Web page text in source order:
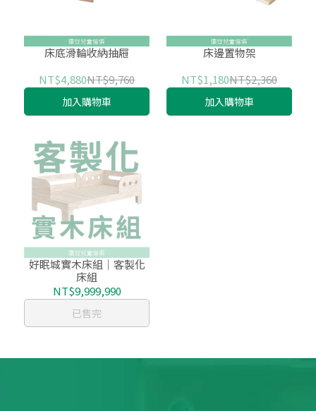
床底滑輪收納抽屜
NT$4,880NT$9,760
加入購物車
床邊置物架
NT$1,180NT$2,360
加入購物車
好眠城實木床組│客製化
床組
NT$9,999,990
已售完